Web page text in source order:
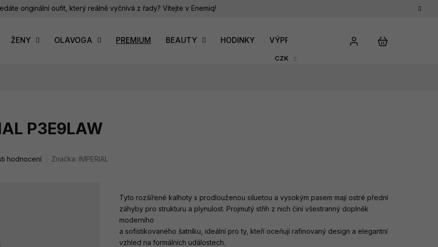
originální oufit, který reálně vyčnívá z řady? Vítejte v Enemiq!
CZK
ŽENY OLAVOGA PREMIUM BEAUTY HODINKY VÝPRODEJ DÁRKOVÝ POUKAZ
P3E9LAW
hodnocení Značka: IMPERIAL
Tyto rozšířené kalhoty s prodlouženou siluetou a vysokým pasem mají ostré přední
záhyby pro strukturu a plynulost. Projmutý střih z nich činí všestranný doplněk
moderního
a sofistikovaného šatníku, ideální pro ty, kteří oceňují rafinovaný design a elegantní
vzhled na formálních událostech.